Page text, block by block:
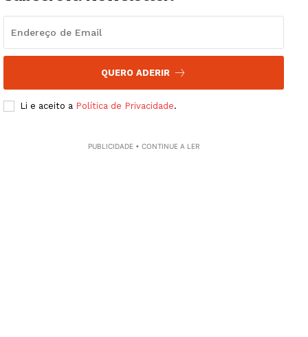
QUERO ADERIR
Li e aceito a Política de Privacidade.
PUBLICIDADE • CONTINUE A LER